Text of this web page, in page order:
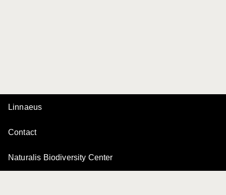
Linnaeus
Contact
Naturalis Biodiversity Center